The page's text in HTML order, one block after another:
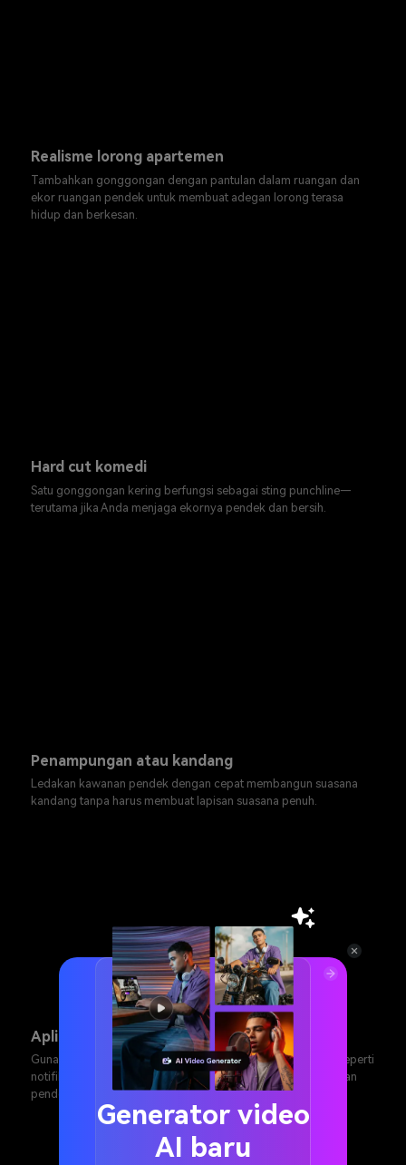
Realisme lorong apartemen
Tambahkan gonggongan dengan pantulan dalam ruangan dan
ekor ruangan pendek untuk membuat adegan lorong terasa
hidup dan berkesan.
Hard cut komedi
Satu gonggongan kering berfungsi sebagai sting punchline—
terutama jika Anda menjaga ekornya pendek dan bersih.
Penampungan atau kandang
Ledakan kawanan pendek dengan cepat membangun suasana
kandang tanpa harus membuat lapisan suasana penuh.
Aplikasi pelatihan hewan peliharaan
Gunakan gonggongan lembut dan pendek sebagai isyarat seperti
notifikasi, hindari frekuensi tinggi yang keras yang melelahkan
pendengar.
Generator video
AI baru